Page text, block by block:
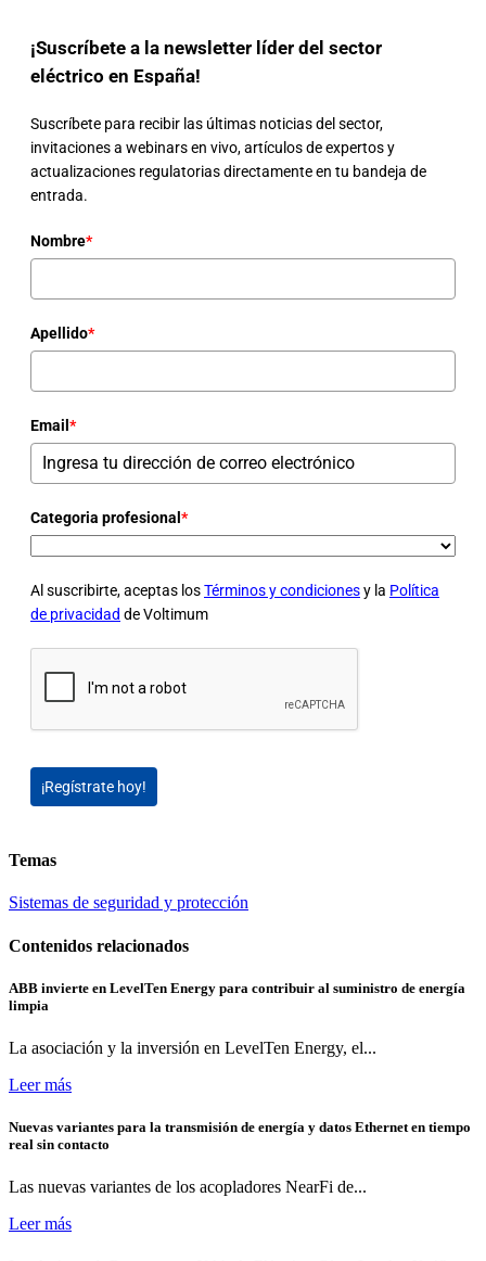
¡Suscríbete a la newsletter líder del sector
eléctrico en España!
Suscríbete para recibir las últimas noticias del sector,
invitaciones a webinars en vivo, artículos de expertos y
actualizaciones regulatorias directamente en tu bandeja de
entrada.
Nombre*
Apellido*
Email *
Categoria profesional *
Al suscribirte, aceptas losTérminos y condicionesy la Política
de privacidad de Voltimum
¡Regístrate hoy!
Temas
Sistemas de seguridad y protección
Contenidos relacionados
ABB invierte en LevelTen Energy para contribuir al suministro de energía
limpia
La asociación y la inversión en LevelTen Energy, el...
Leer más
Nuevas variantes para la transmisión de energía y datos Ethernet en tiempo
real sin contacto
Las nuevas variantes de los acopladores NearFi de...
Leer más